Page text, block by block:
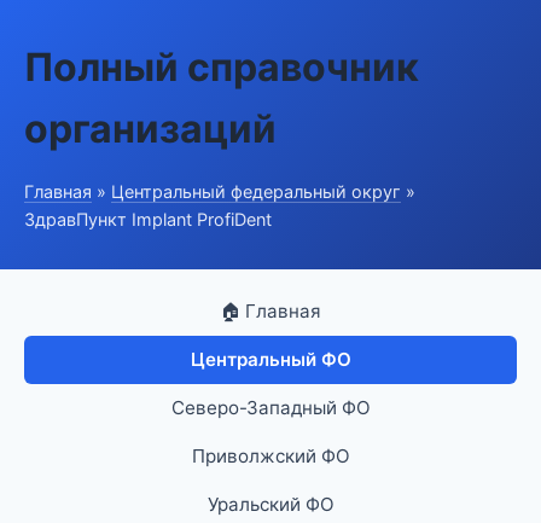
Полный справочник
организаций
Главная » Центральный федеральный округ »
ЗдравПункт Implant ProfiDent
🏠 Главная
Центральный ФО
Северо-Западный ФО
Приволжский ФО
Уральский ФО